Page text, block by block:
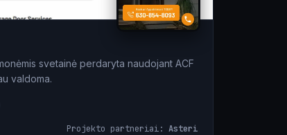
svetainė perdaryta naudojant ACF
valdoma.
Projekto partneriai: Asteri